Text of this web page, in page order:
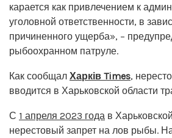
карается как привлечением к
уголовной ответственности, в
причиненного ущерба», –
рыбоохранном патруле.
Как сообщал Харків Times,
вводится в Харьковской области
С 1 апреля 2023 года в
нерестовый запрет на лов рыбы.